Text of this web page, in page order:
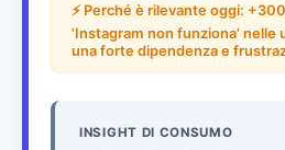
⚡ Perché è rilevante oggi:
'Instagram non funziona' nelle
una forte dipendenza e
INSIGHT DI CONSUMO